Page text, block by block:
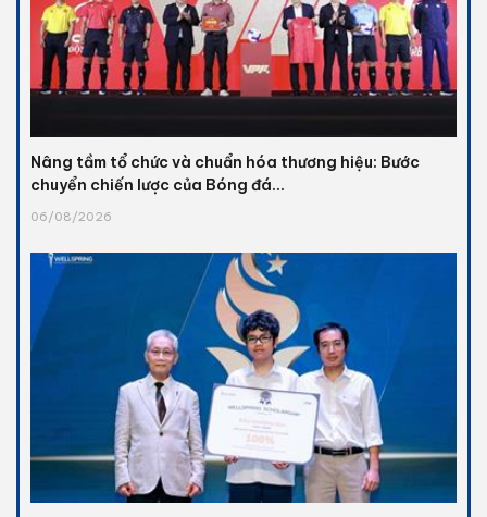
Nâng tầm tổ chức và chuẩn hóa thương hiệu: Bước
chuyển chiến lược của Bóng đá...
06/08/2026